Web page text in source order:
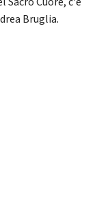
Bruglia.